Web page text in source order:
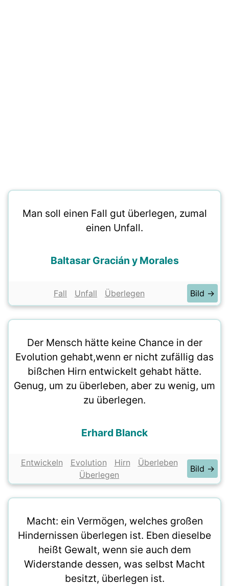
Man soll einen Fall gut überlegen, zumal
einen Unfall.
Baltasar Gracián y Morales
Fall Unfall Überlegen Bild →
Der Mensch hätte keine Chance in der
Evolution gehabt,wenn er nicht zufällig das
bißchen Hirn entwickelt gehabt hätte.
Genug, um zu überleben, aber zu wenig, um
zu überlegen.
Erhard Blanck
Entwickeln Evolution Hirn
Überleben
Überlegen
Bild →
Macht: ein Vermögen, welches großen
Hindernissen überlegen ist. Eben dieselbe
heißt Gewalt, wenn sie auch dem
Widerstande dessen, was selbst Macht
besitzt, überlegen ist.